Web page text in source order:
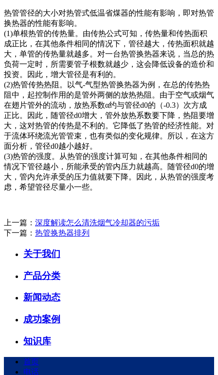
热管管径的大小对热管式低温省煤器的性能有影响，即对热管
换热器的性能有影响。
(1)单根热管的传热量。由传热公式可知，传热量和传热面积
成正比，在其他条件相同的情况下，管径越大，传热面积就越
大，单管的传热量就越多。对一台热管换热器来说，当总的热
负荷一定时，所需要管子根数就越少，这会降低设备的造价和
投资。因此，增大管径是有利的。
(2)热管传热热阻。以气-气型热管换热器为例，在总的传热热
阻中，起控制作用的是管外两侧的放热热阻。由于空气或烟气
在翅片管外的流动，放热系数α约与管径d0的（-0.3）次方成
正比。因此，随管径d0增大，管外放热系数要下降，热阻要增
大，这对热管的传热是不利的。它降低了热管的经济性能。对
于流体环绕流光管管束，也有类似的变化规律。所以，在这方
面分析，管径d0越小越好。
(3)热管的强度。从热管的强度计算可知，在其他条件相同的
情况下管径越小，所能承受的管内压力就越高。随管径d0的增
大，管内允许承受的压力值就要下降。因此，从热管的强度考
虑，希望管径尽量小一些。
上一篇： 深度解读怎么清洗烟气冷却器的污垢
下一篇： 热管换热器排列
关于我们
产品分类
新闻动态
成功案例
知识库
首页
电话